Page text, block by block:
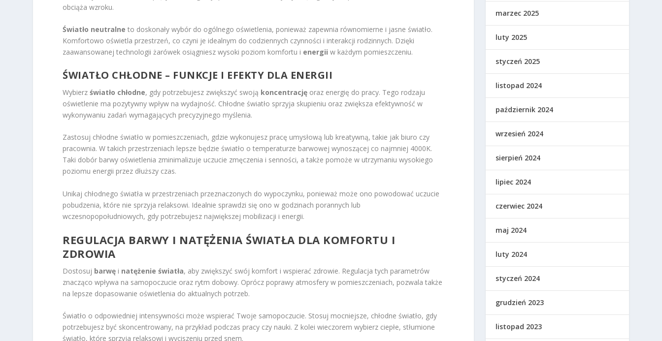
obciąża wzroku.
Światło neutralne to doskonały wybór do ogólnego oświetlenia, ponieważ zapewnia równomierne i jasne światło.
Komfortowo oświetla przestrzeń, co czyni je idealnym do codziennych czynności i interakcji rodzinnych. Dzięki
zaawansowanej technologii żarówek osiągniesz wysoki poziom komfortu i energii w każdym pomieszczeniu.
ŚWIATŁO CHŁODNE – FUNKCJE I EFEKTY DLA ENERGII
Wybierzświatło chłodne, gdy potrzebujesz zwiększyć swoją koncentrację oraz energię do pracy. Tego rodzaju
oświetlenie ma pozytywny wpływ na wydajność. Chłodne światło sprzyja skupieniu oraz zwiększa efektywność w
wykonywaniu zadań wymagających precyzyjnego myślenia.
Zastosuj chłodne światło w pomieszczeniach, gdzie wykonujesz pracę umysłową lub kreatywną, takie jak biuro czy
pracownia. W takich przestrzeniach lepsze będzie światło o temperaturze barwowej wynoszącej co najmniej 4000K.
Taki dobór barwy oświetlenia zminimalizuje uczucie zmęczenia i senności, a także pomoże w utrzymaniu wysokiego
poziomu energii przez dłuższy czas.
Unikaj chłodnego światła w przestrzeniach przeznaczonych do wypoczynku, ponieważ może ono powodować uczucie
pobudzenia, które nie sprzyja relaksowi. Idealnie sprawdzi się ono w godzinach porannych lub
wczesnopopołudniowych, gdy potrzebujesz największej mobilizacji i energii.
REGULACJA BARWY I NATĘŻENIA ŚWIATŁA DLA KOMFORTU I
ZDROWIA
Dostosuj barwę i natężenie światła, aby zwiększyć swój komfort i wspierać zdrowie. Regulacja tych parametrów
znacząco wpływa na samopoczucie oraz rytm dobowy. Oprócz poprawy atmosfery w pomieszczeniach, pozwala także
na lepsze dopasowanie oświetlenia do aktualnych potrzeb.
Światło o odpowiedniej intensywności może wspierać Twoje samopoczucie. Stosuj mocniejsze, chłodne światło, gdy
potrzebujesz być skoncentrowany, na przykład podczas pracy czy nauki. Z kolei wieczorem wybierz ciepłe, stłumione
światło, które sprzyja relaksowi i wyciszeniu przed snem.
marzec 2025
luty 2025
styczeń 2025
listopad 2024
październik 2024
wrzesień 2024
sierpień 2024
lipiec 2024
czerwiec 2024
maj 2024
luty 2024
styczeń 2024
grudzień 2023
listopad 2023